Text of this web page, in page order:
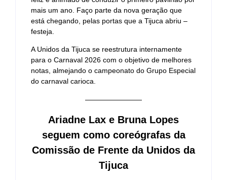
mais um ano. Faço parte da nova geração que
está chegando, pelas portas que a Tijuca abriu –
festeja.
A Unidos da Tijuca se reestrutura internamente
para o Carnaval 2026 com o objetivo de melhores
notas, almejando o campeonato do Grupo Especial
do carnaval carioca.
————————
Ariadne Lax e Bruna Lopes
seguem como coreógrafas da
Comissão de Frente da Unidos da
Tijuca